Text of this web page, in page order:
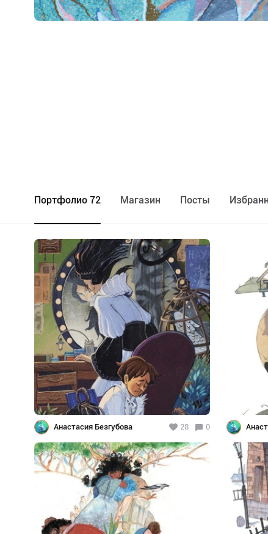
Портфолио 72 Maгазин Посты
Анастасия Безгубова 28 0